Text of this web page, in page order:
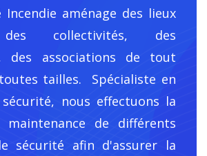
Incendie aménage des lieux
collectivités, des
des associations de tout
tailles. Spécialiste en
nous effectuons la
de différents
sécurité afin d'assurer la